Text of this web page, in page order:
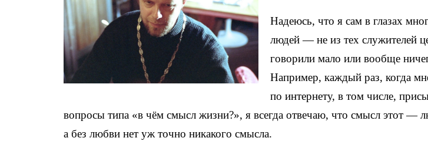
Надеюсь, что я сам в глазах
людей — не из тех служителей
говорили мало или вообще
Например, каждый раз, когда
по интернету, в том числе,
вопросы типа «в чём смысл жизни?», я всегда отвечаю, что смысл этот
а без любви нет уж точно никакого смысла.